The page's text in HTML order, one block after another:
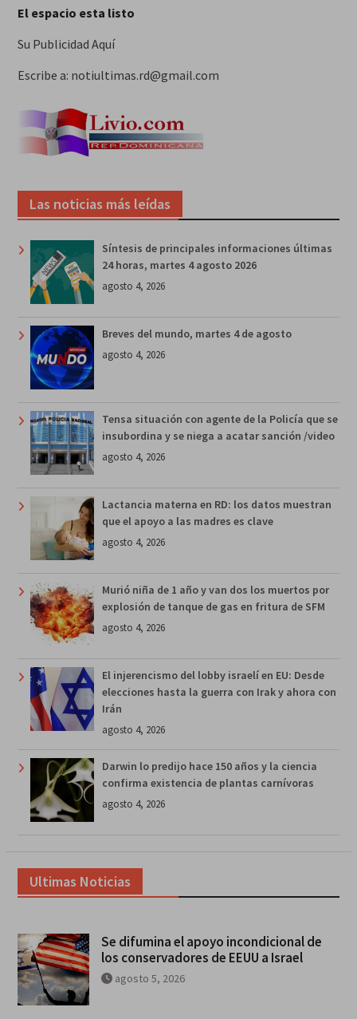
El espacio esta listo
Su Publicidad Aquí
Escribe a: notiultimas.rd@gmail.com
Las noticias más leídas
Síntesis de principales informaciones últimas
24 horas, martes 4 agosto 2026
agosto 4, 2026
Breves del mundo, martes 4 de agosto
agosto 4, 2026
Tensa situación con agente de la Policía que se
insubordina y se niega a acatar sanción /video
agosto 4, 2026
Lactancia materna en RD: los datos muestran
que el apoyo a las madres es clave
agosto 4, 2026
Murió niña de 1 año y van dos los muertos por
explosión de tanque de gas en fritura de SFM
agosto 4, 2026
El injerencismo del lobby israelí en EU: Desde
elecciones hasta la guerra con Irak y ahora con
Irán
agosto 4, 2026
Darwin lo predijo hace 150 años y la ciencia
confirma existencia de plantas carnívoras
agosto 4, 2026
Ultimas Noticias
Se difumina el apoyo incondicional de
los conservadores de EEUU a Israel
agosto 5, 2026